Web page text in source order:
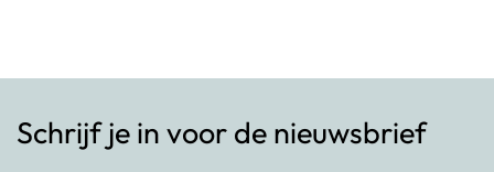
Schrijf je in voor de nieuwsbrief